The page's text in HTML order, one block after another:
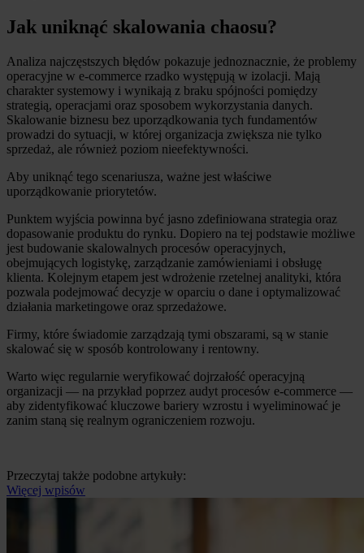
Jak uniknąć skalowania chaosu?
Analiza najczęstszych błędów pokazuje jednoznacznie, że problemy
operacyjne w e-commerce rzadko występują w izolacji. Mają
charakter systemowy i wynikają z braku spójności pomiędzy
strategią, operacjami oraz sposobem wykorzystania danych.
Skalowanie biznesu bez uporządkowania tych fundamentów
prowadzi do sytuacji, w której organizacja zwiększa nie tylko
sprzedaż, ale również poziom nieefektywności.
Aby uniknąć tego scenariusza, ważne jest właściwe
uporządkowanie priorytetów.
Punktem wyjścia powinna być jasno zdefiniowana strategia oraz
dopasowanie produktu do rynku. Dopiero na tej podstawie możliwe
jest budowanie skalowalnych procesów operacyjnych,
obejmujących logistykę, zarządzanie zamówieniami i obsługę
klienta. Kolejnym etapem jest wdrożenie rzetelnej analityki, która
pozwala podejmować decyzje w oparciu o dane i optymalizować
działania marketingowe oraz sprzedażowe.
Firmy, które świadomie zarządzają tymi obszarami, są w stanie
skalować się w sposób kontrolowany i rentowny.
Warto więc regularnie weryfikować dojrzałość operacyjną
organizacji — na przykład poprzez audyt procesów e-commerce —
aby zidentyfikować kluczowe bariery wzrostu i wyeliminować je
zanim staną się realnym ograniczeniem rozwoju.
Przeczytaj także podobne artykuły:
Więcej wpisów